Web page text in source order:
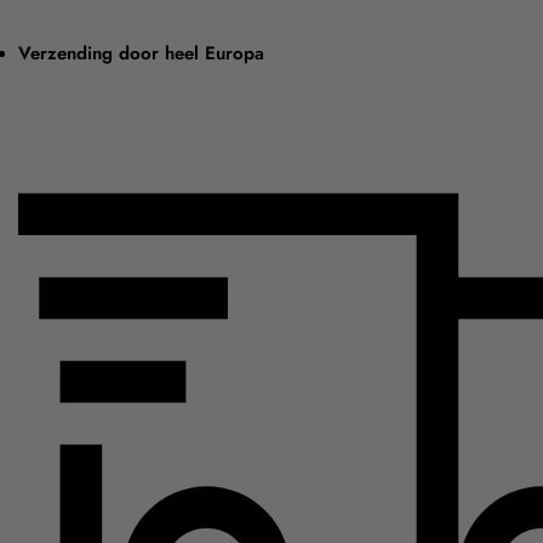
Verzending door heel Europa